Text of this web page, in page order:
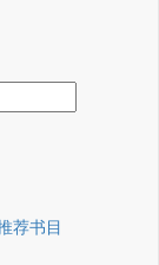
荐书目